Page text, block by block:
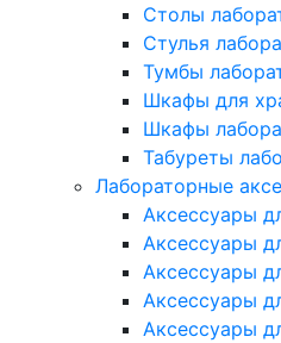
Столы
Стулья
Тумбы
Шкафы для
Шкафы
Табуреты
Лабораторные
Аксессуары
Аксессуары
Аксессуары
Аксессуары
Аксессуары